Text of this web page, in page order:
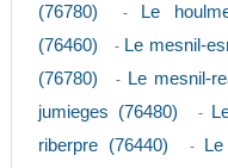
(76780)
- Le
(76460)
- Le mesnil-
(76780)
- Le mesnil-
jumieges (76480)
-
riberpre (76440)
-